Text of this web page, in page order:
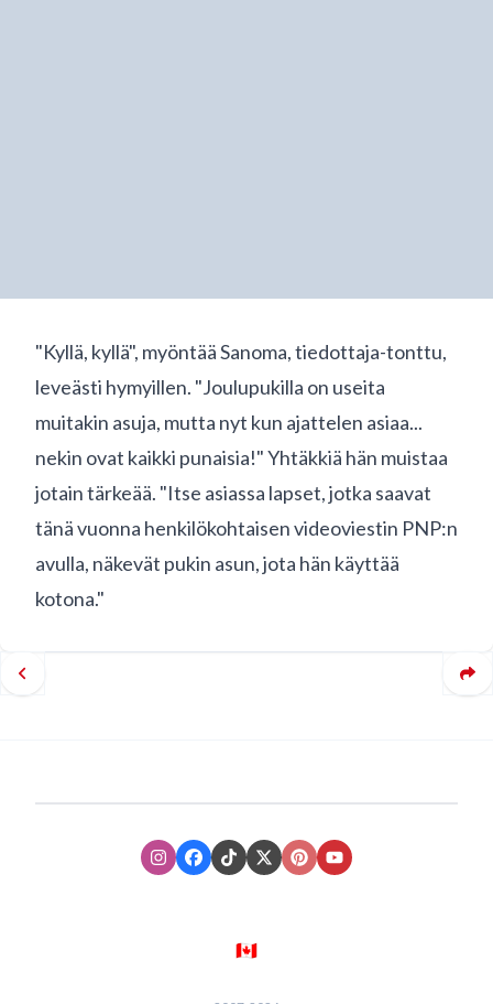
"Kyllä, kyllä", myöntää Sanoma, tiedottaja-tonttu,
leveästi hymyillen. "Joulupukilla on useita
muitakin asuja, mutta nyt kun ajattelen asiaa...
nekin ovat kaikki punaisia!" Yhtäkkiä hän muistaa
jotain tärkeää. "Itse asiassa lapset, jotka saavat
tänä vuonna henkilökohtaisen videoviestin PNP:n
avulla, näkevät pukin asun, jota hän käyttää
kotona."
InstagramFacebook
TikTokXTwitter
PinterestYoutube
🇨🇦